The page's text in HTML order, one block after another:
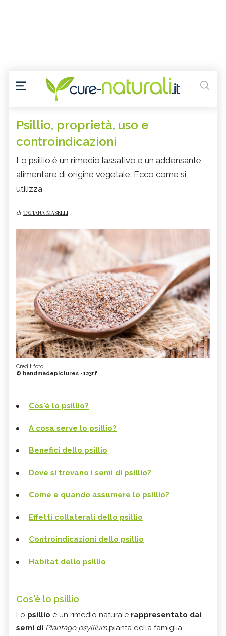
Psillio, proprietà, uso e
controindicazioni
Lo psillio è un rimedio lassativo e un addensante
alimentare di origine vegetale. Ecco come si
utilizza
di TATIANA MASELLI
Credit foto
© handmadepictures -123rf
Cos'è lo psillio?
A cosa serve lo psillio?
Benefici dello psillio
Dove si trovano i semi di psillio?
Come e quando assumere lo psillio?
Effetti collaterali dello psillio
Controindicazioni dello psillio
Habitat dello psillio
Cos'è lo psillio
Lo psillio è un rimedio naturale rappresentato dai
semi di Plantago psyllium,pianta della famiglia